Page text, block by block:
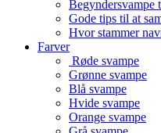
Begyndersvampe
Gode tips til at
Hvor stammer
Farver
Røde svampe
Grønne svampe
Blå svampe
Hvide svampe
Orange svampe